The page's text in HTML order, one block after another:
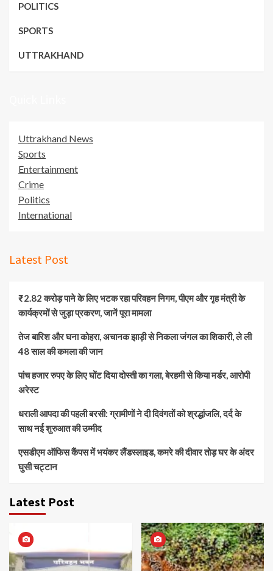
POLITICS
SPORTS
UTTRAKHAND
Uttrakhand News
Sports
Entertainment
Crime
Politics
International
Latest Post
₹2.82 करोड़ पाने के लिए भटक रहा परिवहन निगम, पीएम और गृह मंत्री के
कार्यक्रमों से जुड़ा प्रकरण, जानें पूरा मामला
तेज बारिश और घना कोहरा, अचानक झाड़ी से निकला जंगल का शिकारी, ले ली
48 साल की कमला की जान
पांच हजार रुपए के लिए घोंट दिया दोस्ती का गला, बेरहमी से किया मर्डर, आरोपी
अरेस्ट
धराली आपदा की पहली बरसी: ग्रामीणों ने दी दिवंगतों को श्रद्धांजलि, दर्द के
साथ नई शुरुआत की उम्मीद
एसडीएम ऑफिस कैंपस में भयंकर लैंडस्लाइड, कमरे की दीवार तोड़ घर के अंदर
घुसी चट्टान
Latest Post